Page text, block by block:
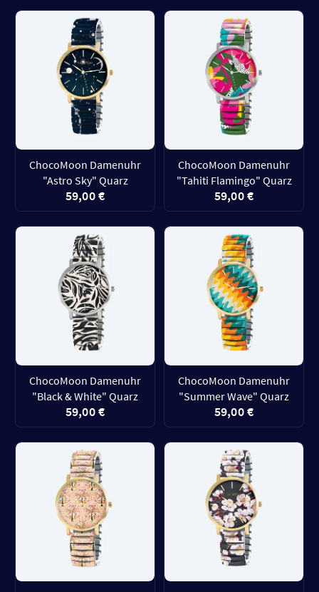
ChocoMoon Damenuhr
"Astro Sky" Quarz
59,00 €
ChocoMoon Damenuhr
"Tahiti Flamingo" Quarz
59,00 €
ChocoMoon Damenuhr
"Black & White" Quarz
59,00 €
ChocoMoon Damenuhr
"Summer Wave" Quarz
59,00 €